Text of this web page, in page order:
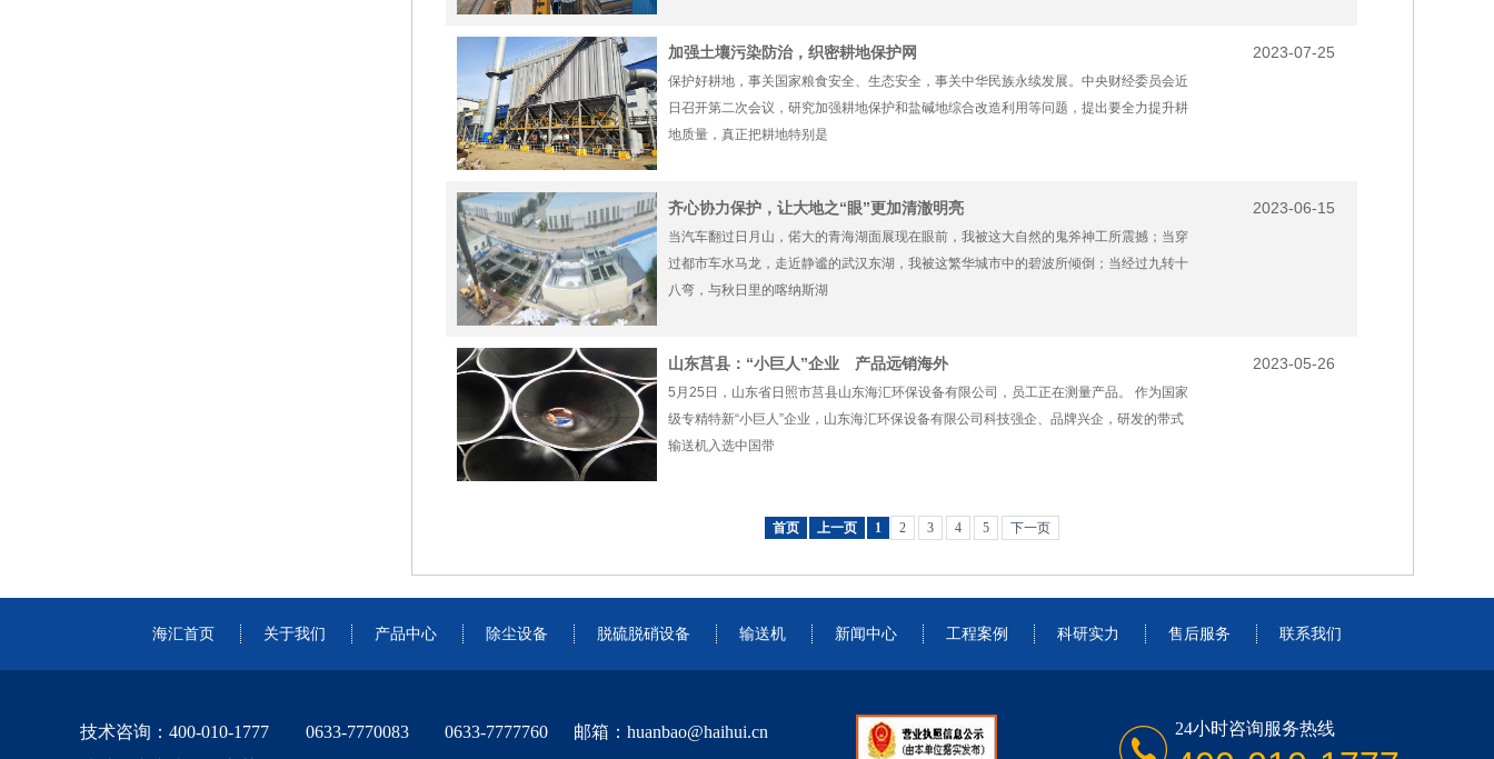
加强土壤污染防治，织密耕地保护网 2023-07-25
保护好耕地，事关国家粮食安全、生态安全，事关中华民族永续发展。中央财经委员会近
日召开第二次会议，研究加强耕地保护和盐碱地综合改造利用等问题，提出要全力提升耕
地质量，真正把耕地特别是
齐心协力保护，让大地之“眼”更加清澈明亮 2023-06-15
当汽车翻过日月山，偌大的青海湖面展现在眼前，我被这大自然的鬼斧神工所震撼；当穿
过都市车水马龙，走近静谧的武汉东湖，我被这繁华城市中的碧波所倾倒；当经过九转十
八弯，与秋日里的喀纳斯湖
山东莒县：“小巨人”企业 产品远销海外 2023-05-26
5月25日，山东省日照市莒县山东海汇环保设备有限公司，员工正在测量产品。 作为国家
级专精特新“小巨人”企业，山东海汇环保设备有限公司科技强企、品牌兴企，研发的带式
输送机入选中国带
首页 上一页 1 2 3 4 5 下一页
海汇首页 关于我们 产品中心 除尘设备 脱硫脱硝设备 输送机 新闻中心 工程案例 科研实力 售后服务 联系我们
技术咨询：400-010-1777 0633-7770083 0633-7777760 邮箱：huanbao@haihui.cn
24小时咨询服务热线